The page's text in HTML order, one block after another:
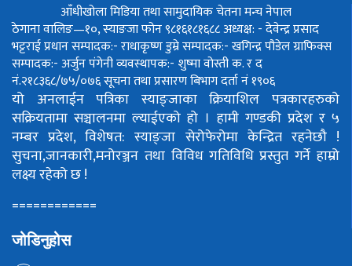
आँधीखोला मिडिया तथा सामुदायिक चेतना मन्च नेपाल
ठेगाना वालिङ—१०, स्याङजा फोन ९८१६१८१६८८अध्यक्ष: - देवेन्द्र प्रसाद
भट्टराईप्रधान सम्पादक:- राधाकृष्ण डुम्रेसम्पादक:- खगिन्द्र पौडेलग्राफिक्स
सम्पादक:- अर्जुन पंगेनीव्यवस्थापक:- शुष्मा वोस्तीक. र द
नं.२१८३६८/७५/०७६सूचना तथा प्रसारण बिभाग दर्ता नं १९०६
यो अनलाईन पत्रिका स्याङ्जाका क्रियाशिल पत्रकारहरुको
सक्रियतामा सञ्चालनमा ल्याईएको हो । हामी गण्डकी प्रदेश र ५
नम्बर प्रदेश, विशेषत: स्याङ्जा सेरोफेरोमा केन्द्रित रहनेछौ !
सुचना,जानकारी,मनोरञ्जन तथा विविध गतिविधि प्रस्तुत गर्ने हाम्रो
लक्ष्य रहेको छ !
============
जोडिनुहोस